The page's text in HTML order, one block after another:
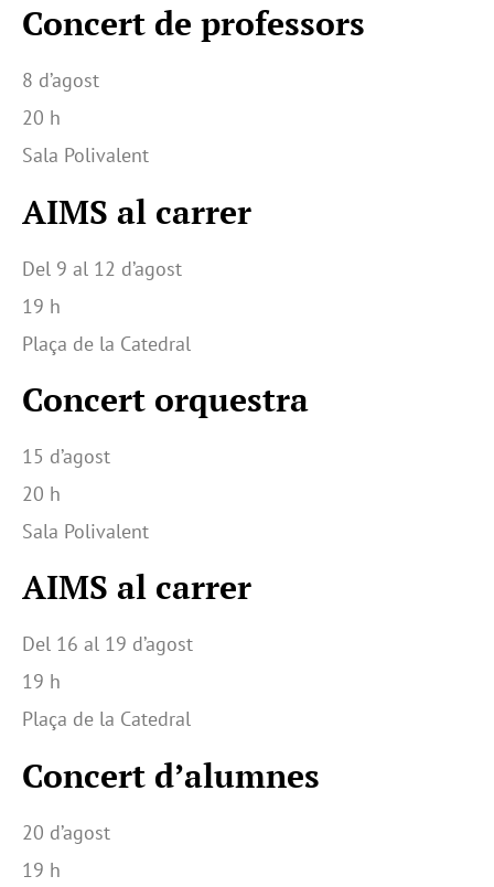
Concert de professors
8 d’agost
20 h
Sala Polivalent
AIMS al carrer
Del 9 al 12 d’agost
19 h
Plaça de la Catedral
Concert orquestra
15 d’agost
20 h
Sala Polivalent
AIMS al carrer
Del 16 al 19 d’agost
19 h
Plaça de la Catedral
Concert d’alumnes
20 d’agost
19 h